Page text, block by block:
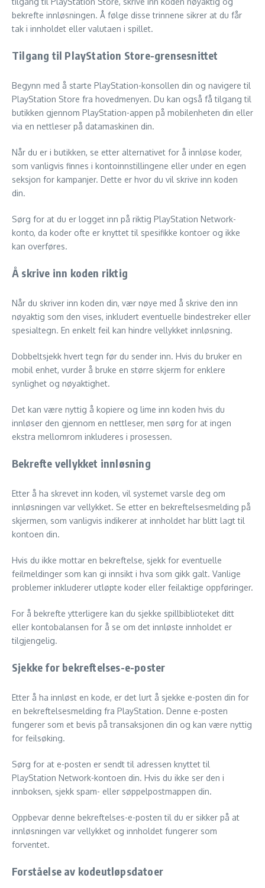
bekrefte innløsningen. Å følge disse trinnene sikrer at du får
tak i innholdet eller valutaen i spillet.
Tilgang til PlayStation Store-grensesnittet
Begynn med å starte PlayStation-konsollen din og navigere til
PlayStation Store fra hovedmenyen. Du kan også få tilgang til
butikken gjennom PlayStation-appen på mobilenheten din eller
via en nettleser på datamaskinen din.
Når du er i butikken, se etter alternativet for å innløse koder,
som vanligvis finnes i kontoinnstillingene eller under en egen
seksjon for kampanjer. Dette er hvor du vil skrive inn koden
din.
Sørg for at du er logget inn på riktig PlayStation Network-
konto, da koder ofte er knyttet til spesifikke kontoer og ikke
kan overføres.
Å skrive inn koden riktig
Når du skriver inn koden din, vær nøye med å skrive den inn
nøyaktig som den vises, inkludert eventuelle bindestreker eller
spesialtegn. En enkelt feil kan hindre vellykket innløsning.
Dobbeltsjekk hvert tegn før du sender inn. Hvis du bruker en
mobil enhet, vurder å bruke en større skjerm for enklere
synlighet og nøyaktighet.
Det kan være nyttig å kopiere og lime inn koden hvis du
innløser den gjennom en nettleser, men sørg for at ingen
ekstra mellomrom inkluderes i prosessen.
Bekrefte vellykket innløsning
Etter å ha skrevet inn koden, vil systemet varsle deg om
innløsningen var vellykket. Se etter en bekreftelsesmelding på
skjermen, som vanligvis indikerer at innholdet har blitt lagt til
kontoen din.
Hvis du ikke mottar en bekreftelse, sjekk for eventuelle
feilmeldinger som kan gi innsikt i hva som gikk galt. Vanlige
problemer inkluderer utløpte koder eller feilaktige oppføringer.
For å bekrefte ytterligere kan du sjekke spillbiblioteket ditt
eller kontobalansen for å se om det innløste innholdet er
tilgjengelig.
Sjekke for bekreftelses-e-poster
Etter å ha innløst en kode, er det lurt å sjekke e-posten din for
en bekreftelsesmelding fra PlayStation. Denne e-posten
fungerer som et bevis på transaksjonen din og kan være nyttig
for feilsøking.
Sørg for at e-posten er sendt til adressen knyttet til
PlayStation Network-kontoen din. Hvis du ikke ser den i
innboksen, sjekk spam- eller søppelpostmappen din.
Oppbevar denne bekreftelses-e-posten til du er sikker på at
innløsningen var vellykket og innholdet fungerer som
forventet.
Forståelse av kodeutløpsdatoer